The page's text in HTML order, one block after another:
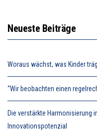
Neueste Beiträge
Woraus wächst, was Kinder
“Wir beobachten einen
Die verstärkte Harmonisierung
Innovationspotenzial